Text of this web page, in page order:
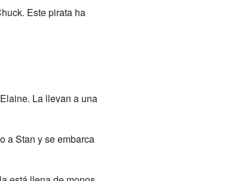
Este pirata ha
La llevan a una
a Stan y se embarca